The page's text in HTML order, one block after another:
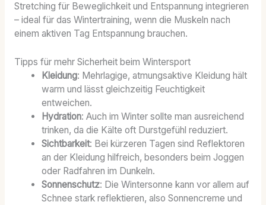
Stretching für Beweglichkeit und Entspannung integrieren
– ideal für das Wintertraining, wenn die Muskeln nach
einem aktiven Tag Entspannung brauchen.
Tipps für mehr Sicherheit beim Wintersport
Kleidung: Mehrlagige, atmungsaktive Kleidung hält
warm und lässt gleichzeitig Feuchtigkeit
entweichen.
Hydration: Auch im Winter sollte man ausreichend
trinken, da die Kälte oft Durstgefühl reduziert.
Sichtbarkeit: Bei kürzeren Tagen sind Reflektoren
an der Kleidung hilfreich, besonders beim Joggen
oder Radfahren im Dunkeln.
Sonnenschutz: Die Wintersonne kann vor allem auf
Schnee stark reflektieren, also Sonnencreme und